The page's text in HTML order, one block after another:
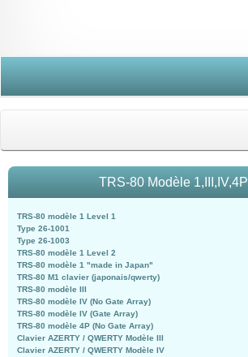
TRS-80 Modèle 1,III,IV,4P
TRS-80 modèle 1 Level 1
Type 26-1001
Type 26-1003
TRS-80 modèle 1 Level 2
TRS-80 modèle 1 "made in Japan"
TRS-80 M1 clavier (japonais/qwerty)
TRS-80 modèle III
TRS-80 modèle IV (No Gate Array)
TRS-80 modèle IV (Gate Array)
TRS-80 modèle 4P (No Gate Array)
Clavier AZERTY / QWERTY Modèle III
Clavier AZERTY / QWERTY Modèle IV